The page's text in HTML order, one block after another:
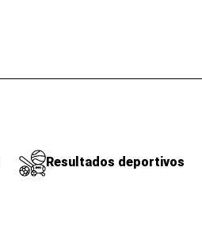
Resultados deportivos